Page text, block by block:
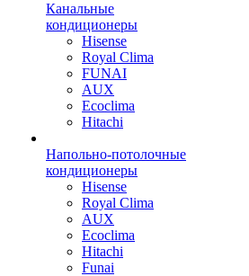
Канальные
кондиционеры
Hisense
Royal Clima
FUNAI
AUX
Ecoclima
Hitachi
Напольно-потолочные
кондиционеры
Hisense
Royal Clima
AUX
Ecoclima
Hitachi
Funai